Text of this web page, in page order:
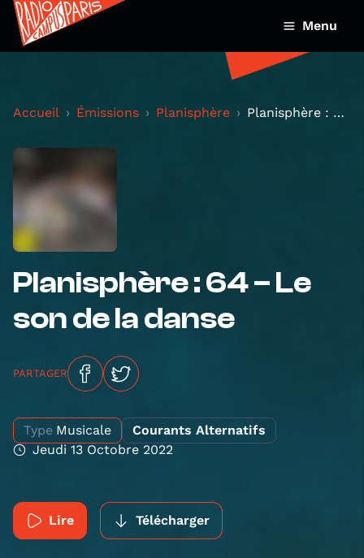
Menu
Accueil Émissions Planisphère Planisphère : 64 – Le son de la danse
Planisphère : 64 – Le
son de la danse
PARTAGER
Type Musicale
Courants Alternatifs
Jeudi 13 Octobre 2022
Lire Télécharger